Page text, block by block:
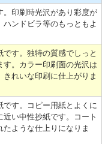
。印刷時光沢があり彩度が
ンドビラ等のもっともよ
す。独特の質感でしっと
す。カラー印刷面の光沢は
れいな印刷に仕上がりま
す。コピー用紙とよくに
い中性抄紙です。コート
ような仕上りになりま